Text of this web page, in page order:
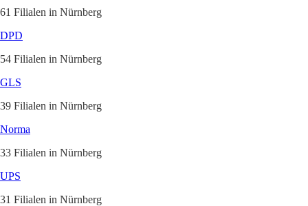
61 Filialen in Nürnberg
DPD
54 Filialen in Nürnberg
GLS
39 Filialen in Nürnberg
Norma
33 Filialen in Nürnberg
UPS
31 Filialen in Nürnberg